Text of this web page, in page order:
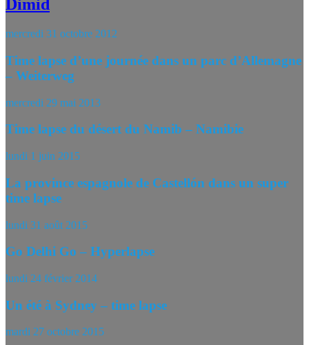
Dimid
mercredi 31 octobre 2012
Time lapse d’une journée dans un parc d’Allemagne
– Weiterweg
mercredi 29 mai 2013
Time lapse du désert du Namib – Namibie
lundi 1 juin 2015
La province espagnole de Castellón dans un super
time lapse
lundi 31 août 2015
Go Delhi Go – Hyperlapse
lundi 24 février 2014
Un été à Sydney – time lapse
mardi 27 octobre 2015